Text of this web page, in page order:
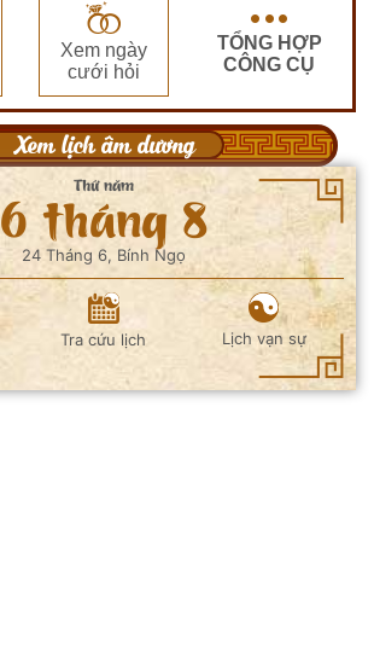
Xem ngày
cưới hỏi
TỔNG HỢP
CÔNG CỤ
Xem lịch âm dương
Thứ năm
6 tháng 8
24 Tháng 6, Bính Ngọ
Tra cứu lịch Lịch vạn sự